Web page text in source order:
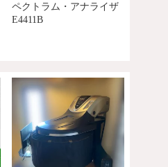
ペクトラム・アナライザ
E4411B